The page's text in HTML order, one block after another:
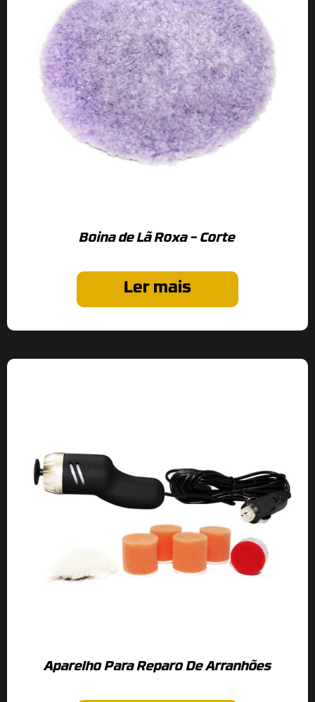
Boina de Lã Roxa – Corte
Ler mais
Aparelho Para Reparo De Arranhões